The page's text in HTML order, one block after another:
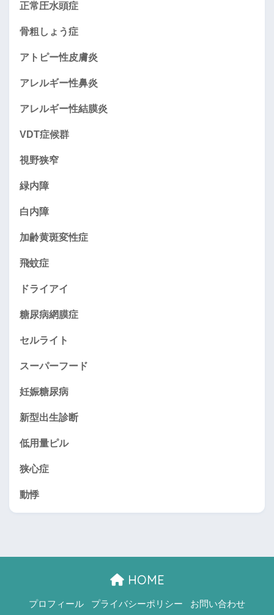
正常圧水頭症
骨粗しょう症
アトピー性皮膚炎
アレルギー性鼻炎
アレルギー性結膜炎
VDT症候群
視野狭窄
緑内障
白内障
加齢黄斑変性症
飛蚊症
ドライアイ
糖尿病網膜症
セルライト
スーパーフード
妊娠糖尿病
新型出生診断
低用量ピル
狭心症
動悸
HOME
プロフィール プライバシーポリシー お問い合わせ